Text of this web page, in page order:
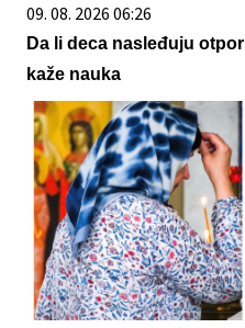
09. 08. 2026 06:26
Da li deca nasleđuju
kaže nauka